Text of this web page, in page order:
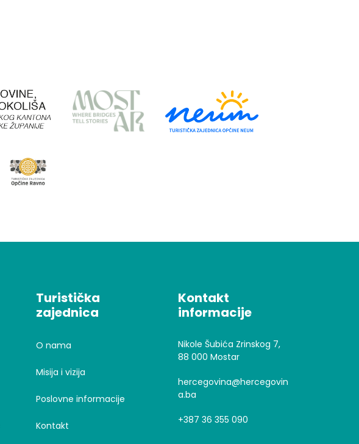
Turistička
zajednica
O nama
Misija i vizija
Poslovne informacije
Kontakt
Kontakt
informacije
Nikole Šubića Zrinskog 7,
88 000 Mostar
hercegovina@hercegovin
a.ba
+387 36 355 090